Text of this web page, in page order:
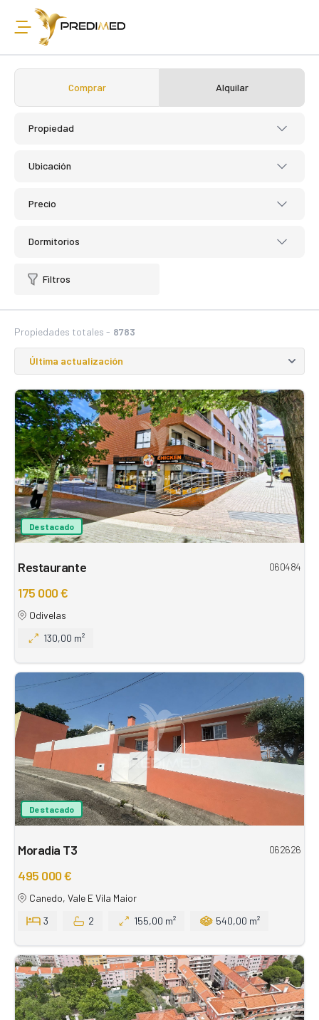
Comprar Alquilar
Propiedad
Ubicación
Precio
Dormitorios
Filtros
Propiedades totales - 8783
Destacado
Restaurante 060484
175 000 €
Odivelas
130,00 m²
Destacado
Moradia T3 062626
495 000 €
Canedo, Vale E Vila Maior
3
2 155,00 m² 540,00 m²